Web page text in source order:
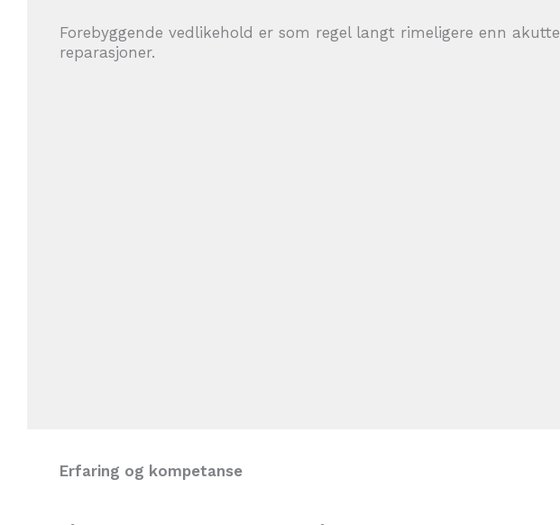
Forebyggende vedlikehold er som regel langt rimeligere enn akutte
reparasjoner.
Erfaring og kompetanse